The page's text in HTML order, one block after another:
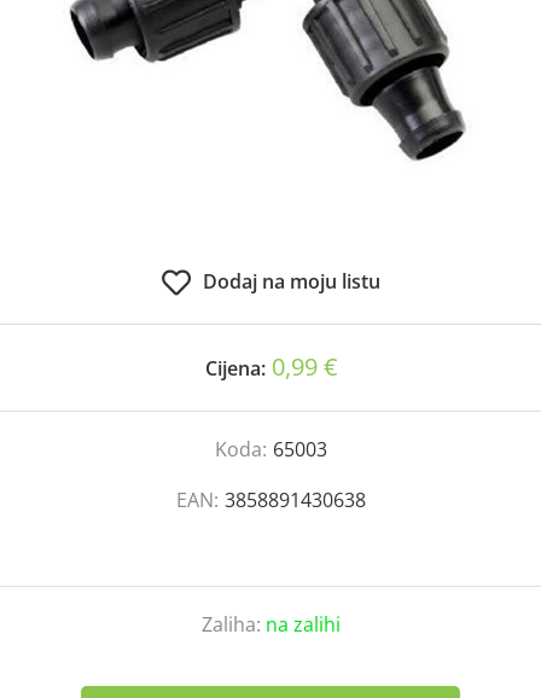
Dodaj na moju listu
Cijena: 0,99 €
Koda: 65003
EAN: 3858891430638
Zaliha: na zalihi